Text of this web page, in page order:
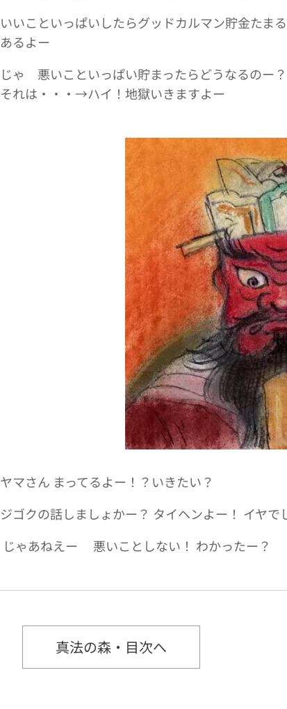
いいこといっぱいしたらグッドカルマン貯金たま
あるよー
じゃ 悪いこといっぱい貯まったらどうなるのー？
それは・・・→ハイ！地獄いきますよー
ヤマさん まってるよー！？いきたい？
ジゴクの話しましょかー？ タイヘンよー！ イヤで
じゃあねえー 悪いことしない！ わかったー？
真法の森・目次へ